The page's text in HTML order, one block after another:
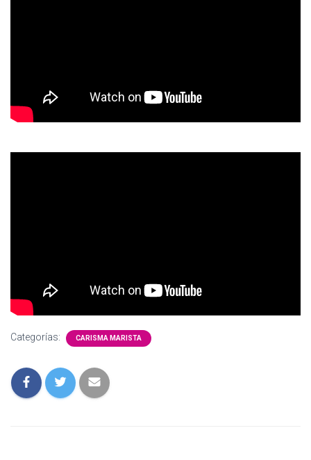
Categorías: CARISMA MARISTA